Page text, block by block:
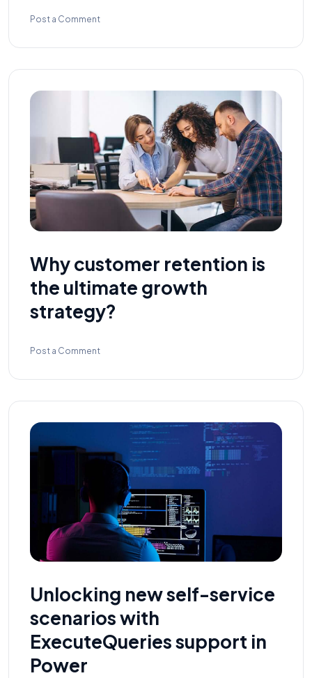
Post a Comment
Why customer retention is
the ultimate growth
strategy?
Post a Comment
Unlocking new self-service
scenarios with
ExecuteQueries support in
Power